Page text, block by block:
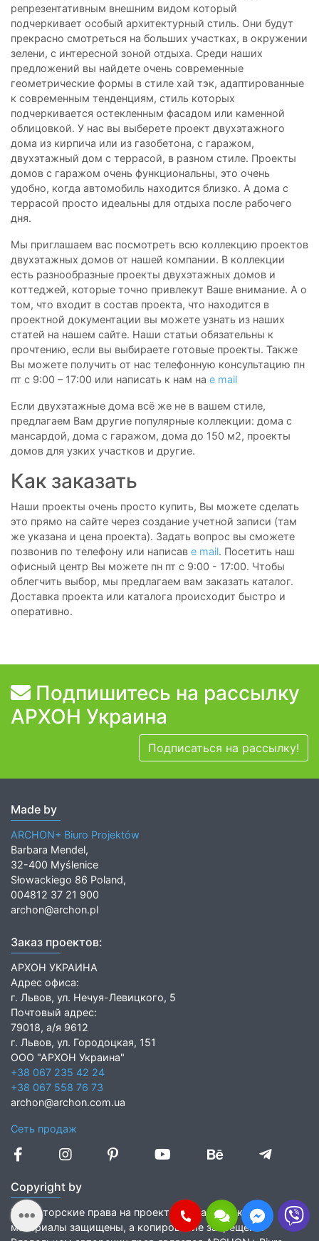
репрезентативным внешним видом который
подчеркивает особый архитектурный стиль. Они будут
прекрасно смотреться на больших участках, в окружении
зелени, с интересной зоной отдыха. Среди наших
предложений вы найдете очень современные
геометрические формы в стиле хай тэк, адаптированные
к современным тенденциям, стиль которых
подчеркивается остекленным фасадом или каменной
облицовкой. У нас вы выберете проект двухэтажного
дома из кирпича или из газобетона, с гаражом,
двухэтажный дом с террасой, в разном стиле. Проекты
домов с гаражом очень функциональны, это очень
удобно, когда автомобиль находится близко. А дома с
террасой просто идеальны для отдыха после рабочего
дня.
Мы приглашаем вас посмотреть всю коллекцию проектов
двухэтажных домов от нашей компании. В коллекции
есть разнообразные проекты двухэтажных домов и
коттеджей, которые точно привлекут Ваше внимание. А о
том, что входит в состав проекта, что находится в
проектной документации вы можете узнать из наших
статей на нашем сайте. Наши статьи обязательны к
прочтению, если вы выбираете готовые проекты. Также
Вы можете получить от нас телефонную консультацию пн
пт с 9:00 – 17:00 или написать к нам на e mail
Если двухэтажные дома всё же не в вашем стиле,
предлагаем Вам другие популярные коллекции: дома с
мансардой, дома с гаражом, дома до 150 м2, проекты
домов для узких участков и другие.
Как заказать
Наши проекты очень просто купить, Вы можете сделать
это прямо на сайте через создание учетной записи (там
же указана и цена проекта). Задать вопрос вы сможете
позвонив по телефону или написав e mail. Посетить наш
офисный центр Вы можете пн пт с 9:00 - 17:00. Чтобы
облегчить выбор, мы предлагаем вам заказать каталог.
Доставка проекта или каталога происходит быстро и
оперативно.
Подпишитесь на рассылку
АРХОН Украина
Подписаться на рассылку!
Made by
ARCHON+ Biuro Projektów
Barbara Mendel,
32-400 Myślenice
Słowackiego 86 Poland,
004812 37 21 900
archon@archon.pl
Заказ проектов:
АРХОН УКРАИНА
Адрес офиса:
г. Львов, ул. Нечуя-Левицкого, 5
Почтовый адрес:
79018, а/я 9612
г. Львов, ул. Городоцкая, 151
ООО "АРХОН Украина"
+38 067 235 42 24
+38 067 558 76 73
archon@archon.com.ua
Сеть продаж
Copyright by
Все авторские права на проекты и графические
материалы защищены, а копирование запрещено.